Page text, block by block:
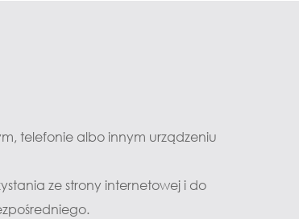
telefonie albo innym urządzeniu
ze strony internetowej i do